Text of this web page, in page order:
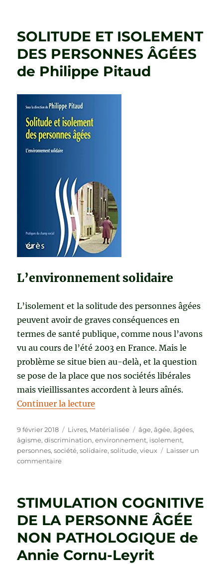
Serge
SOLITUDE ET ISOLEMENT
DES PERSONNES ÂGÉES
de Philippe Pitaud
L’environnement solidaire
L’isolement et la solitude des personnes âgées
peuvent avoir de graves conséquences en
termes de santé publique, comme nous l’avons
vu au cours de l’été 2003 en France. Mais le
problème se situe bien au-delà, et la question
se pose de la place que nos sociétés libérales
mais vieillissantes accordent à leurs aînés.
Continuer la lecture
Publié
le
9 février 2018 Catégories
Livres, Matérialisée Étiquettes
âge,âgée,âgées,
âgisme,discrimination,environnement, isolement,
personnes,société,solidaire,solitude,vieux
Laisser un
commentairesur
DES
ÂGÉES
de
Philippe
Pitaud
STIMULATION COGNITIVE
DE LA PERSONNE ÂGÉE
NON PATHOLOGIQUE de
Annie Cornu-Leyrit